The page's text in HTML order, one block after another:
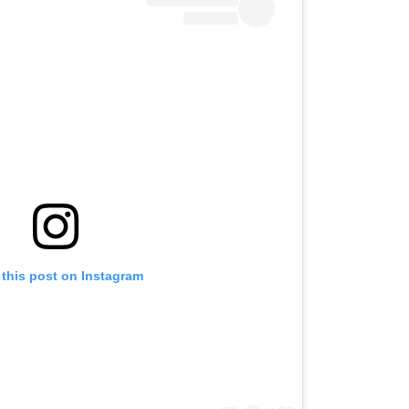
this post on Instagram